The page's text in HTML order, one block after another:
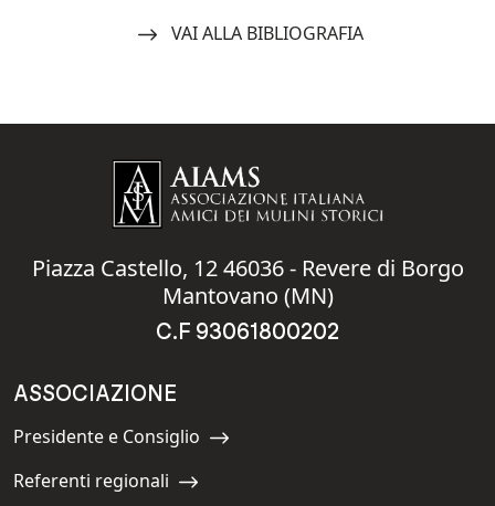
Navigate to:
VAI ALLA BIBLIOGRAFIA
Piazza Castello, 12 46036 - Revere di Borgo
Mantovano (MN)
C.F 93061800202
ASSOCIAZIONE
Navigate to:
Presidente e Consiglio
Navigate to:
Referenti regionali